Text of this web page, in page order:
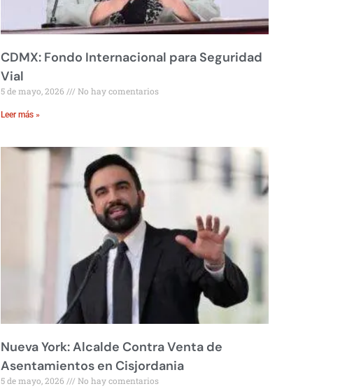
CDMX: Fondo Internacional para Seguridad
Vial
5 de mayo, 2026 No hay comentarios
Leer más »
Nueva York: Alcalde Contra Venta de
Asentamientos en Cisjordania
5 de mayo, 2026 No hay comentarios